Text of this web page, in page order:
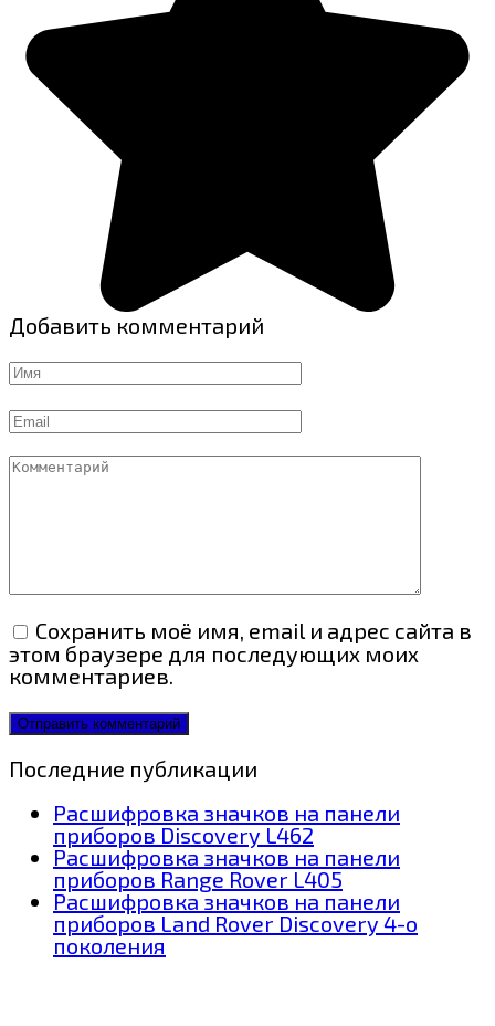
Добавить комментарий
Имя
Email
Комментарий
Сохранить моё имя, email и адрес сайта в
этом браузере для последующих моих
комментариев.
Последние публикации
Расшифровка значков на панели
приборов Discovery L462
Расшифровка значков на панели
приборов Range Rover L405
Расшифровка значков на панели
приборов Land Rover Discovery 4-о
поколения